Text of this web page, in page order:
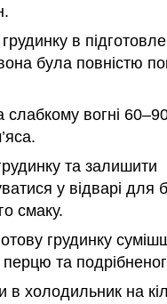
в
була повністю
слабкому вогні
та залишити
у відварі для
смаку.
грудинку
та
в холодильник на